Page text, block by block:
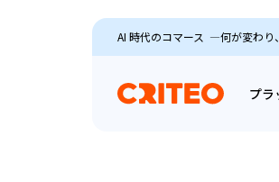
AI 時代のコマース ―何が変わり
プラ